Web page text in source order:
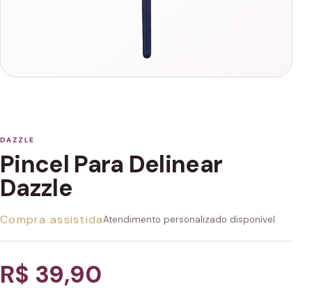
DAZZLE
Pincel Para Delinear
Dazzle
Compra assistidaAtendimento personalizado disponível
R$ 39,90